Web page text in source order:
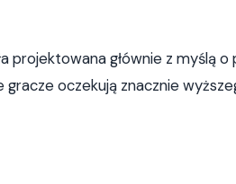
projektowana głównie z myślą
oczekują znacznie